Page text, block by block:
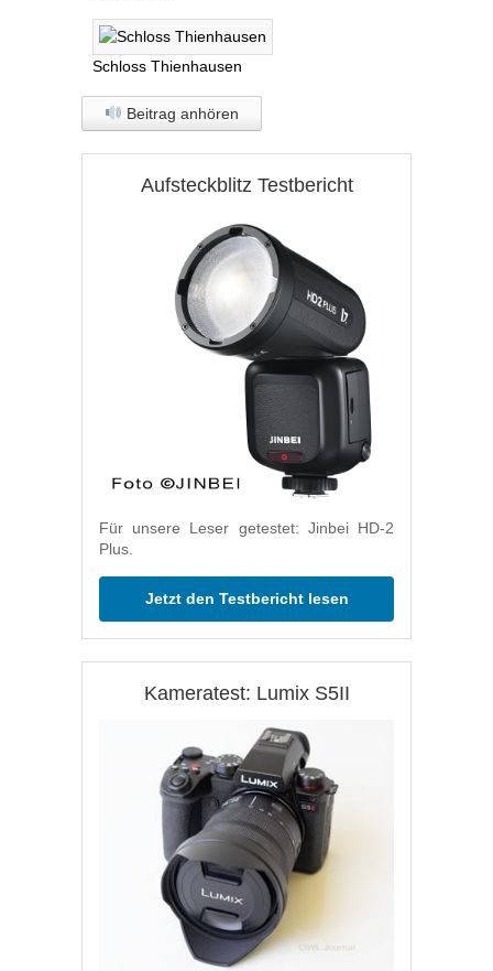
Schloss Thienhausen
Beitrag anhören
Aufsteckblitz Testbericht
Für unsere Leser getestet: Jinbei HD-2
Plus.
Jetzt den Testbericht lesen
Kameratest: Lumix S5II